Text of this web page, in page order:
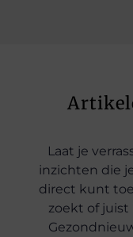
Laat je
inzichten die
direct kunt
zoekt of